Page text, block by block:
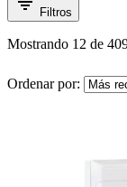
Filtros
Mostrando 12 de
Ordenar por: